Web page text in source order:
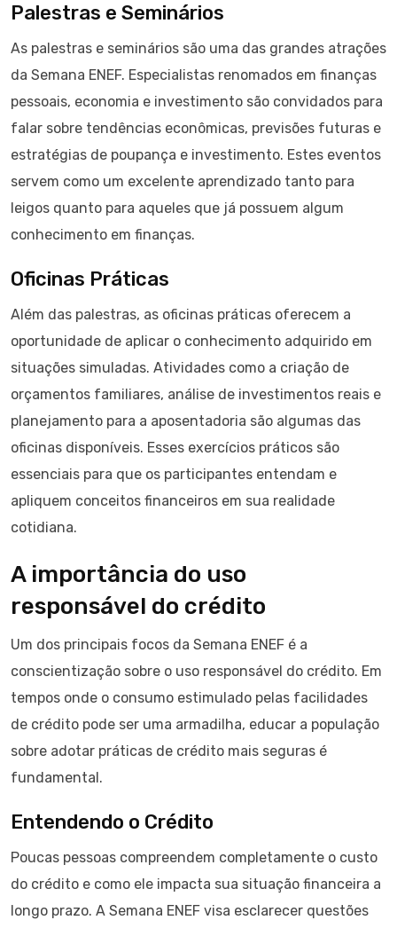
Palestras e Seminários
As palestras e seminários são uma das grandes atrações
da Semana ENEF. Especialistas renomados em finanças
pessoais, economia e investimento são convidados para
falar sobre tendências econômicas, previsões futuras e
estratégias de poupança e investimento. Estes eventos
servem como um excelente aprendizado tanto para
leigos quanto para aqueles que já possuem algum
conhecimento em finanças.
Oficinas Práticas
Além das palestras, as oficinas práticas oferecem a
oportunidade de aplicar o conhecimento adquirido em
situações simuladas. Atividades como a criação de
orçamentos familiares, análise de investimentos reais e
planejamento para a aposentadoria são algumas das
oficinas disponíveis. Esses exercícios práticos são
essenciais para que os participantes entendam e
apliquem conceitos financeiros em sua realidade
cotidiana.
A importância do uso
responsável do crédito
Um dos principais focos da Semana ENEF é a
conscientização sobre o uso responsável do crédito. Em
tempos onde o consumo estimulado pelas facilidades
de crédito pode ser uma armadilha, educar a população
sobre adotar práticas de crédito mais seguras é
fundamental.
Entendendo o Crédito
Poucas pessoas compreendem completamente o custo
do crédito e como ele impacta sua situação financeira a
longo prazo. A Semana ENEF visa esclarecer questões